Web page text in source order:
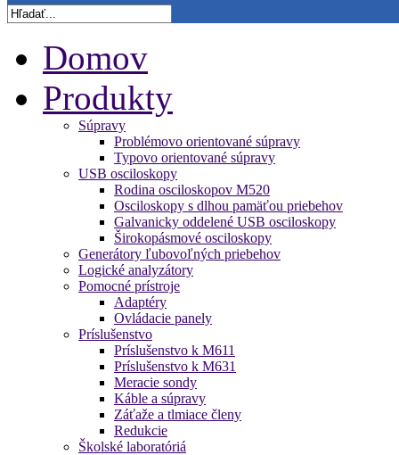
Domov
Produkty
Súpravy
Problémovo orientované súpravy
Typovo orientované súpravy
USB osciloskopy
Rodina osciloskopov M520
Osciloskopy s dlhou pamäťou priebehov
Galvanicky oddelené USB osciloskopy
Širokopásmové osciloskopy
Generátory ľubovoľných priebehov
Logické analyzátory
Pomocné prístroje
Adaptéry
Ovládacie panely
Príslušenstvo
Príslušenstvo k M611
Príslušenstvo k M631
Meracie sondy
Káble a súpravy
Záťaže a tlmiace členy
Redukcie
Školské laboratóriá